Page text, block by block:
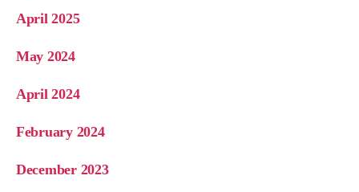
April 2025
May 2024
April 2024
February 2024
December 2023